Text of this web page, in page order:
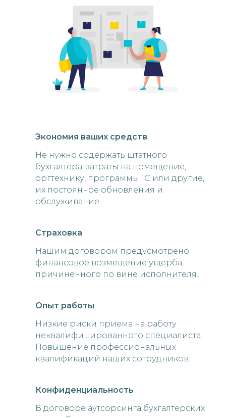
Экономия ваших средств
Не нужно содержать штатного
бухгалтера, затраты на помещение,
оргтехнику, программы 1C или другие,
их постоянное обновления и
обслуживание.
Страховка
Нашим договором предусмотрено
финансовое возмещение ущерба,
причиненного по вине исполнителя.
Опыт работы
Низкие риски приема на работу
неквалифицированного специалиста.
Повышение профессиональных
квалификаций наших сотрудников.
Конфиденциальность
В договоре аутсорсинга бухгалтерских